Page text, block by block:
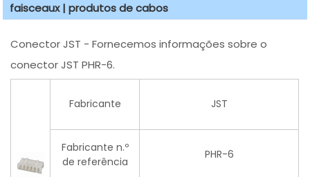
faisceaux | produtos de cabos
Conector JST - Fornecemos informações sobre o
conector JST PHR-6.
Fabricante JST
Fabricante n.º
de referência
PHR-6